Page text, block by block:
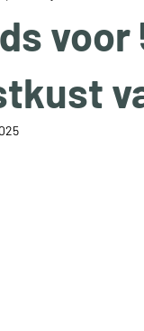
voor
NaN uit 5 sterren.